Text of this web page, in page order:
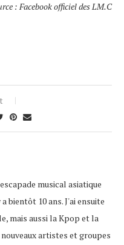
: Facebook officiel des LM.C
musical asiatique
bientôt 10 ans. J'ai ensuite
mais aussi la Kpop et la
artistes et groupes